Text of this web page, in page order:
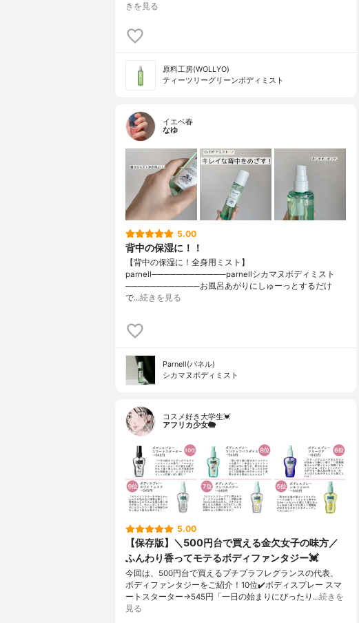
きを見る
原料工房(WOLLYO)
ティーツリーグリーンボディミスト
イエベ春
なゆ
5.00
背中の保湿に！！
【背中の保湿に！全身用ミスト】
parnell────────────parnellシカマヌボディミスト
────────────お風呂あがりにしゅーっとするだけ
で…続きを見る
Parnell(パネル)
シカマヌボディミスト
コスメ好き大学生💓
アフリカ少女🐘
5.00
【保存版】＼500円台で買える金欠女子の味方／
ふんわり香ってモテるボディファンタジー💓
今回は、500円台で買えるプチプラフレグランスの代表、
ボディファンタジーをご紹介！10位✔️ボディスプレー スマ
ートスターター→545円「一日の始まりにぴったり…続きを
見る